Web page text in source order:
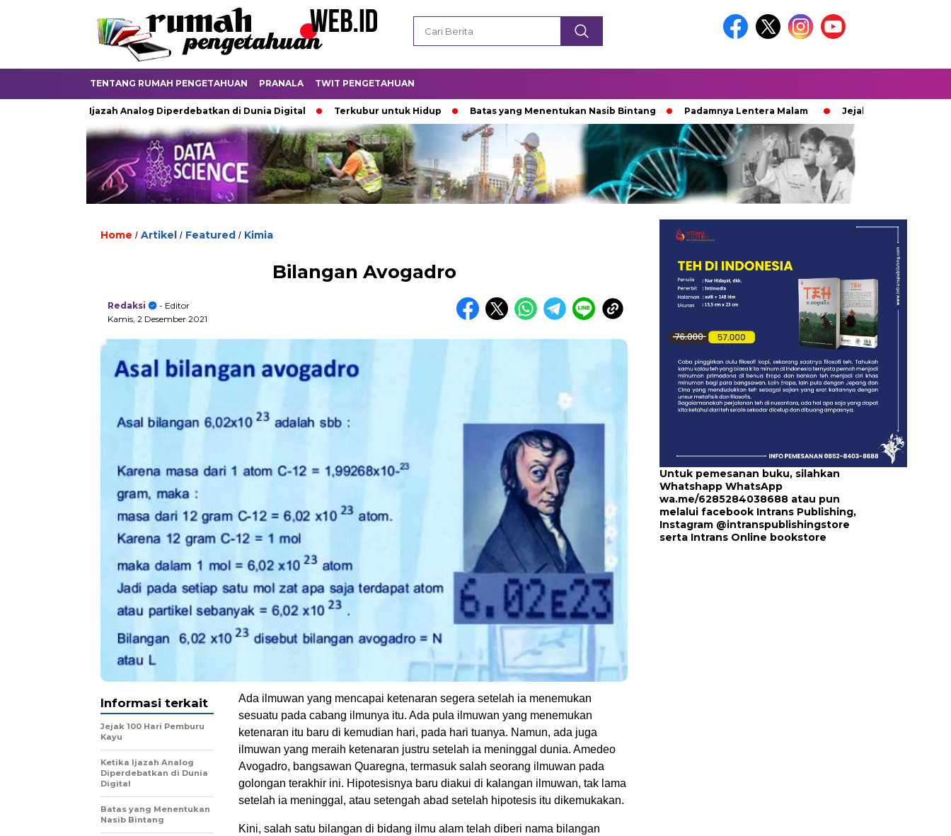
TENTANG RUMAH PENGETAHUAN PRANALA TWIT PENGETAHUAN
Ketika Ijazah Analog Diperdebatkan di Dunia Digital Terkubur untuk Hidup Batas yang Menentukan Nasib Bintang Padamnya Lentera Malam Jejak 100 Hari Pemburu Kayu
Home / Artikel / Featured / Kimia
Bilangan Avogadro
Redaksi
- Editor
Kamis, 2 Desember 2021
Ada ilmuwan yang mencapai ketenaran segera setelah ia menemukan
sesuatu pada cabang ilmunya itu. Ada pula ilmuwan yang menemukan
ketenaran itu baru di kemudian hari, pada hari tuanya. Namun, ada juga
ilmuwan yang meraih ketenaran justru setelah ia meninggal dunia. Amedeo
Avogadro, bangsawan Quaregna, termasuk salah seorang ilmuwan pada
golongan terakhir ini. Hipotesisnya baru diakui di kalangan ilmuwan, tak lama
setelah ia meninggal, atau setengah abad setelah hipotesis itu dikemukakan.
Kini, salah satu bilangan di bidang ilmu alam telah diberi nama bilangan
Informasi terkait
Jejak 100 Hari Pemburu
Kayu
Ketika Ijazah Analog
Diperdebatkan di Dunia
Digital
Batas yang Menentukan
Nasib Bintang
Untuk pemesanan buku, silahkan
Whatshapp WhatsApp
wa.me/6285284038688 atau pun
melalui facebook Intrans Publishing,
Instagram @intranspublishingstore
serta Intrans Online bookstore